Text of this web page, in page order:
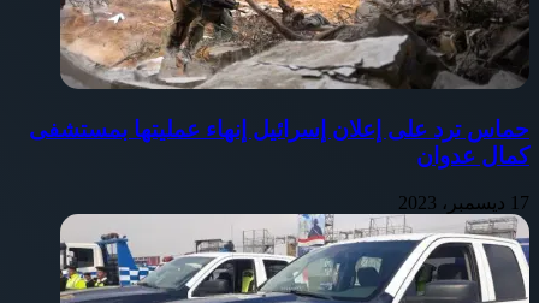
حماس ترد على إعلان إسرائيل إنهاء عمليتها بمستشفى
كمال عدوان
17 ديسمبر، 2023